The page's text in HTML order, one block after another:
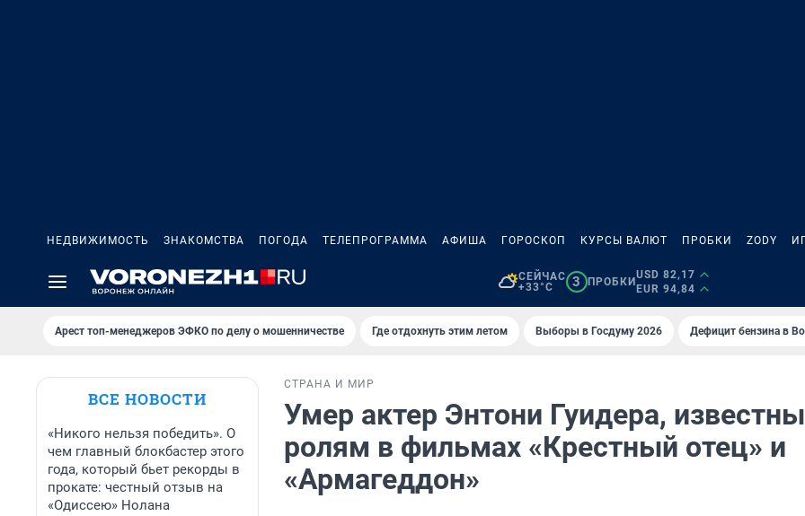
НЕДВИЖИМОСТЬ ЗНАКОМСТВА ПОГОДА ТЕЛЕПРОГРАММА АФИША ГОРОСКОП КУРСЫ ВАЛЮТ ПРОБКИ ZODY
СЕЙЧАС
+33°C
3 ПРОБКИ
USD 82,17
EUR 94,84
Арест топ-менеджеров ЭФКО по делу о мошенничестве Где отдохнуть этим летом Выборы в Госдуму 2026 Дефицит бензина в
ВСЕ НОВОСТИ
«Никого нельзя победить». О
чем главный блокбастер этого
года, который бьет рекорды в
прокате: честный отзыв на
«Одиссею» Нолана
СТРАНА И МИР
Умер актер Энтони Гуидера,
ролям в фильмах «Крестный отец» и
«Армагеддон»